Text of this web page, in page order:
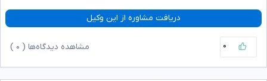
دریافت مشاوره از این وکیل
۰ مشاهده دیدگاه‌ها ( ۰